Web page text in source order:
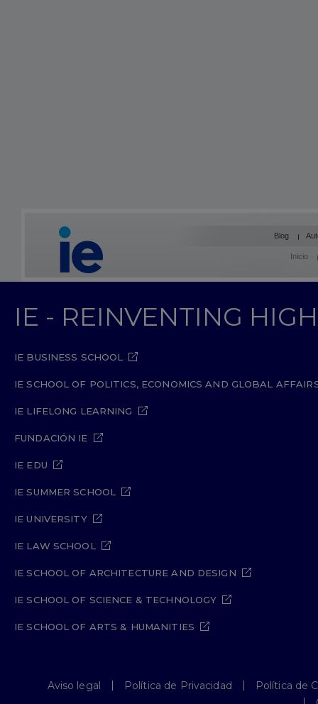
Blog
Inicio
IE - REINVENTING
IE BUSINESS SCHOOL
IE SCHOOL OF POLITICS, ECONOMICS AND GLOBAL
IE LIFELONG LEARNING
FUNDACIÓN IE
IE EDU
IE SUMMER SCHOOL
IE UNIVERSITY
IE LAW SCHOOL
IE SCHOOL OF ARCHITECTURE AND DESIGN
IE SCHOOL OF SCIENCE & TECHNOLOGY
IE SCHOOL OF ARTS & HUMANITIES
Aviso legal Política de Privacidad
Política de